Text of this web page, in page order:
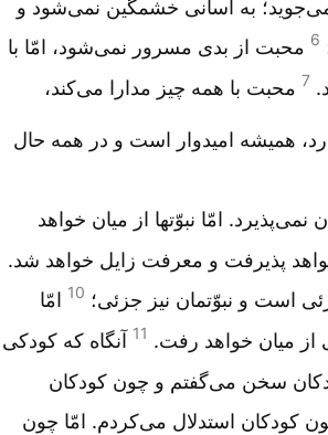
به آسانی خشمگین نمی‌شود و
6 محبت از بدی مسرور نمی‌شود، امّا با
7 محبت با همه چیز مدارا می‌کند،
همیشه امیدوار است و در همه حال
نمی‌پذیرد. امّا نبوّتها از میان خواهد
خواهد پذیرفت و معرفت زایل خواهد شد.
است و نبوّتمان نیز جزئی؛ 10 امّا
از میان خواهد رفت. 11 آنگاه که کودکی
سخن می‌گفتم و چون کودکان
کودکان استدلال می‌کردم. امّا چون